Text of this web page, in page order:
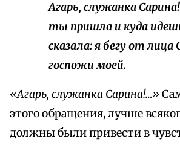
Агарь, служанка
ты пришла и куда
сказала: я бегу от лица
госпожи моей.
«Агарь, служанка Сарина!…»
этого обращения, лучше
должны были привести в